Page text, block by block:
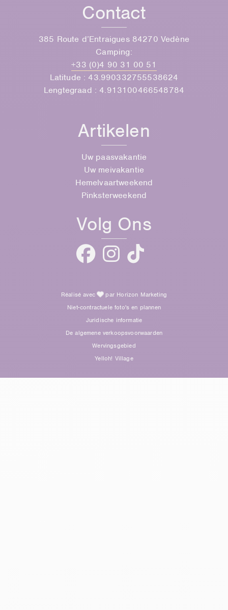
Contact
385 Route d’Entraigues 84270 Vedène
Camping:
+33 (0)4 90 31 00 51
Latitude : 43.990332755538624
Lengtegraad : 4.913100466548784
Artikelen
Uw paasvakantie
Uw meivakantie
Hemelvaartweekend
Pinksterweekend
Volg Ons
Réalisé avec
par Horizon Marketing
Niet-contractuele foto's en plannen
Juridische informatie
De algemene verkoopsvoorwaarden
Wervingsgebied
Yelloh! Village